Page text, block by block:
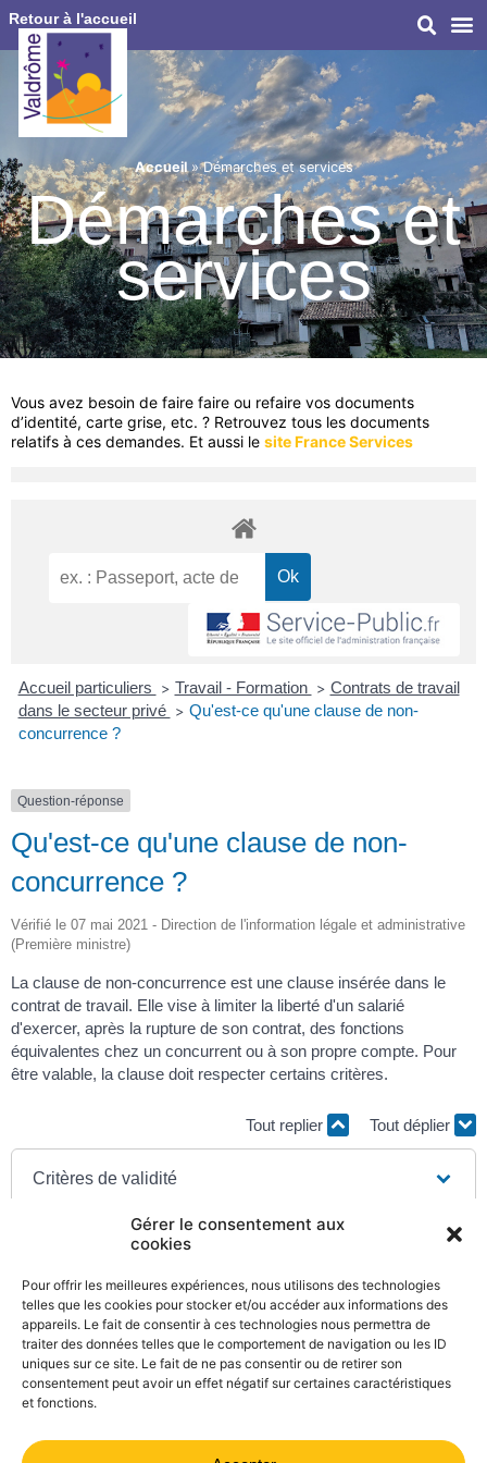
Gérer le consentement aux
cookies
Pour offrir les meilleures expériences, nous utilisons des technologies
telles que les cookies pour stocker et/ou accéder aux informations des
appareils. Le fait de consentir à ces technologies nous permettra de
traiter des données telles que le comportement de navigation ou les ID
uniques sur ce site. Le fait de ne pas consentir ou de retirer son
consentement peut avoir un effet négatif sur certaines caractéristiques
et fonctions.
Retour à l'accueil
Accueil»Démarches et services
Démarches et
services
Vous avez besoin de faire faire ou refaire vos documents
d’identité, carte grise, etc. ? Retrouvez tous les documents
relatifs à ces demandes. Et aussi le site France Services
Accueil particuliers > Travail - Formation > Contrats de travail
dans le secteur privé > Qu'est-ce qu'une clause de non-
concurrence ?
Question-réponse
Qu'est-ce qu'une clause de non-
concurrence ?
Vérifié le 07 mai 2021 - Direction de l'information légale et administrative
(Première ministre)
La clause de non-concurrence est une clause insérée dans le
contrat de travail. Elle vise à limiter la liberté d'un salarié
d'exercer, après la rupture de son contrat, des fonctions
équivalentes chez un concurrent ou à son propre compte. Pour
être valable, la clause doit respecter certains critères.
Tout replier Tout déplier
Critères de validité
Application de la clause
Sanction en cas de non respect